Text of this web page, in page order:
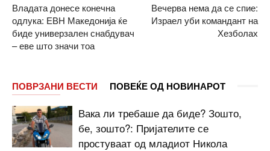
Владата донесе конечна
одлука: ЕВН Македонија ќе
биде универзален снабдувач
– еве што значи тоа
Вечерва нема да се спие:
Израел уби командант на
Хезболах
ПОВРЗАНИ ВЕСТИ ПОВЕЌЕ ОД НОВИНАРОТ
Вака ли требаше да биде? Зошто,
бе, зошто?: Пријателите се
простуваат од младиот Никола